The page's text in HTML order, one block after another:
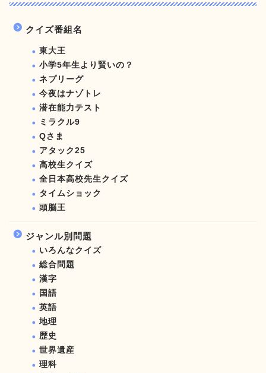
クイズ番組名
東大王
小学5年生より賢いの？
ネプリーグ
今夜はナゾトレ
潜在能力テスト
ミラクル9
Qさま
アタック25
高校生クイズ
全日本高校先生クイズ
タイムショック
頭脳王
ジャンル別問題
いろんなクイズ
総合問題
漢字
国語
英語
地理
歴史
世界遺産
理科